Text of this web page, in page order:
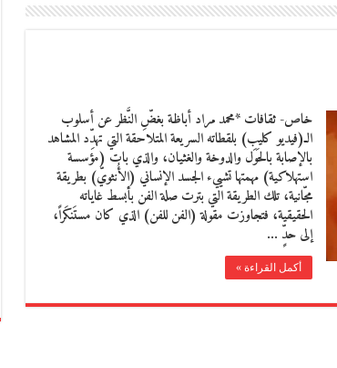
خاص- ثقافات *محمد مراد أباظة بغضِّ النَّظر عن أسلوب
الـ(فيديو كليب) بلقطاته السريعة المتلاحقة التي تهدِّد المشاهد
بالإصابة بالحَوَل والدوخة والغثيان، والذي بات (مؤسسة
استهلاكية) مهمتها تشييء الجسد الإنساني (الأُنثويّ) بطريقة
مجّانية، تلك الطريقة التي بترت صلة الفن بأبسط غاياته
الحقيقية، فتجاوزت مقولة (الفن للفن) الذي كان مستَنكَراً،
إلى حدٍّ …
أكمل القراءة »